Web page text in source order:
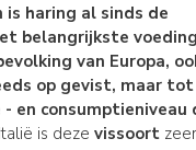
is haring al sinds de
belangrijkste
van Europa,
op gevist, maar tot
- en consumptieniveau
is deze vissoort